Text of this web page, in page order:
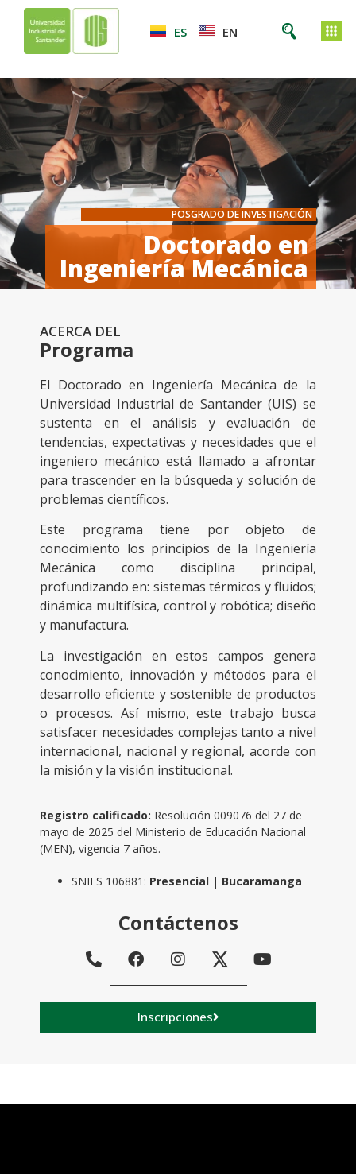
ES EN
POSGRADO DE INVESTIGACIÓN
Doctorado en
Ingeniería Mecánica
ACERCA DEL
Programa
El Doctorado en Ingeniería Mecánica de la
Universidad Industrial de Santander (UIS) se
sustenta en el análisis y evaluación de
tendencias, expectativas y necesidades que el
ingeniero mecánico está llamado a afrontar
para trascender en la búsqueda y solución de
problemas científicos.
Este programa tiene por objeto de
conocimiento los principios de la Ingeniería
Mecánica como disciplina principal,
profundizando en: sistemas térmicos y fluidos;
dinámica multifísica, control y robótica; diseño
y manufactura.
La investigación en estos campos genera
conocimiento, innovación y métodos para el
desarrollo eficiente y sostenible de productos
o procesos. Así mismo, este trabajo busca
satisfacer necesidades complejas tanto a nivel
internacional, nacional y regional, acorde con
la misión y la visión institucional.
Registro calificado: Resolución 009076 del 27 de
mayo de 2025 del Ministerio de Educación Nacional
(MEN), vigencia 7 años.
SNIES 106881: Presencial | Bucaramanga
Contáctenos
Inscripciones